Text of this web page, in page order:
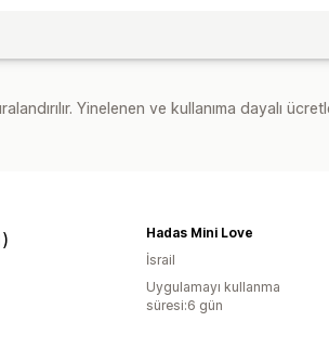
Yinelenen ve kullanıma dayalı
Hadas Mini Love
İsrail
Uygulamayı kullanma
süresi:6 gün